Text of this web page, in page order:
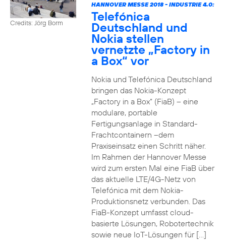
Credits: Jörg Borm
HANNOVER MESSE 2018 - INDUSTRIE 4.0:
Telefónica
Deutschland und
Nokia stellen
vernetzte „Factory in
a Box“ vor
Nokia und Telefónica Deutschland
bringen das Nokia-Konzept
„Factory in a Box“ (FiaB) – eine
modulare, portable
Fertigungsanlage in Standard-
Frachtcontainern –dem
Praxiseinsatz einen Schritt näher.
Im Rahmen der Hannover Messe
wird zum ersten Mal eine FiaB über
das aktuelle LTE/4G-Netz von
Telefónica mit dem Nokia-
Produktionsnetz verbunden. Das
FiaB-Konzept umfasst cloud-
basierte Lösungen, Robotertechnik
sowie neue IoT-Lösungen für […]